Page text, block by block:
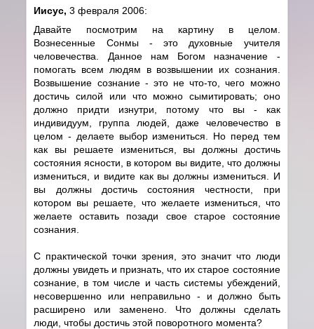
Иисус,3 февраля 2006:
Давайте посмотрим на картину в целом.
Вознесенные Сонмы - это духовные учителя
человечества. Данное нам Богом назначение -
помогать всем людям в возвышении их сознания.
Возвышение сознание - это не что-то, чего можно
достичь силой или что можно сымитировать; оно
должно придти изнутри, потому что вы - как
индивидуум, группа людей, даже человечество в
целом - делаете выбор измениться. Но перед тем
как вы решаете измениться, вы должны достичь
состояния ясности, в котором вы видите, что должны
измениться, и видите как вы должны измениться. И
вы должны достичь состояния честности, при
котором вы решаете, что желаете измениться, что
желаете оставить позади свое старое состояние
сознания.
С практической точки зрения, это значит что люди
должны увидеть и признать, что их старое состояние
сознание, в том числе и часть системы убеждений,
несовершенно или неправильно - и должно быть
расширено или заменено. Что должны сделать
люди, чтобы достичь этой поворотного момента?